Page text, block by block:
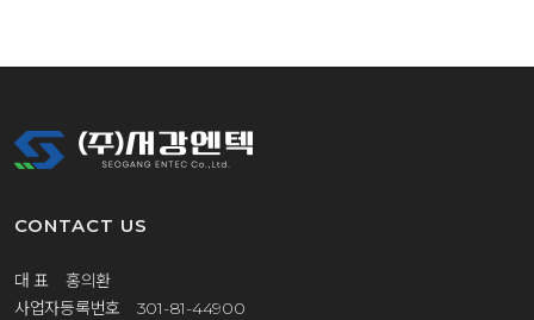
CONTACT US
대 표 홍의환
사업자등록번호 301-81-44900